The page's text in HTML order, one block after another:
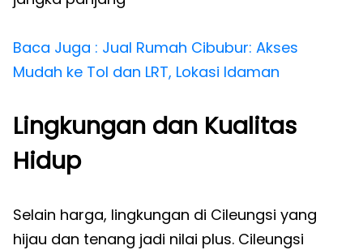
Baca Juga : Jual Rumah Cibubur: Akses
Mudah ke Tol dan LRT, Lokasi Idaman
Lingkungan dan Kualitas
Hidup
Selain harga, lingkungan di Cileungsi yang
hijau dan tenang jadi nilai plus. Cileungsi